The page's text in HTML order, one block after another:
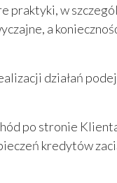
praktyki, w
a
działań
po stronie
kredytów